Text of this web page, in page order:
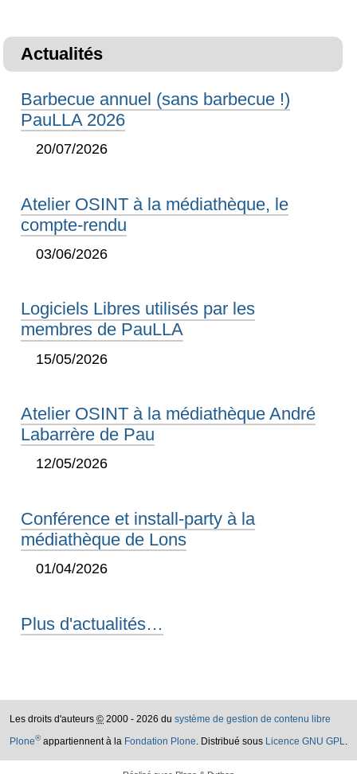
Actualités
Barbecue annuel (sans barbecue !)
PauLLA 2026
20/07/2026
Atelier OSINT à la médiathèque, le
compte-rendu
03/06/2026
Logiciels Libres utilisés par les
membres de PauLLA
15/05/2026
Atelier OSINT à la médiathèque André
Labarrère de Pau
12/05/2026
Conférence et install-party à la
médiathèque de Lons
01/04/2026
Plus d'actualités…
Les droits d'auteurs © 2000 - 2026 du système de gestion de contenu libre
Plone®appartiennent à la Fondation Plone. Distribué sous Licence GNU GPL.